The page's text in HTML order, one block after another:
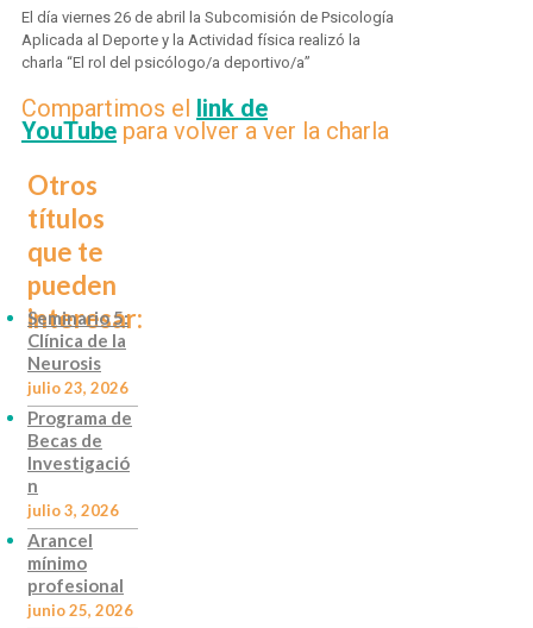
El día viernes 26 de abril la Subcomisión de Psicología
Aplicada al Deporte y la Actividad física realizó la
charla “El rol del psicólogo/a deportivo/a”
Compartimos el link de
YouTube para volver a ver la charla
Otros
títulos
que te
pueden
interesar:
Seminario 5:
Clínica de la
Neurosis
julio 23, 2026
Programa de
Becas de
Investigació
n
julio 3, 2026
Arancel
mínimo
profesional
junio 25, 2026